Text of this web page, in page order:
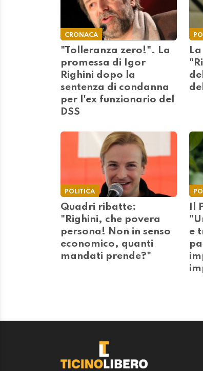
CRONACA
"Tolleranza zero!". La
promessa di Igor
Righini dopo la
sentenza di condanna
per l'ex funzionario del
DSS
POLITICA
Quadri ribatte:
"Righini, che povera
persona! Non in senso
economico, quanti
mandati prende?"
Il
e